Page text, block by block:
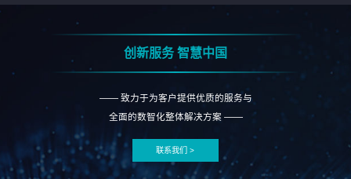
创新服务 智慧中国
—— 致力于为客户提供优质的服务与
全面的数智化整体解决方案 ——
联系我们 >